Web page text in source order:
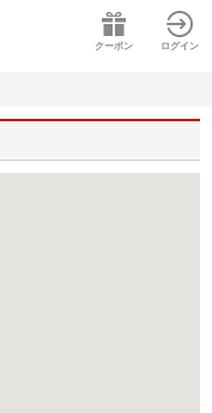
クーポン ログイン